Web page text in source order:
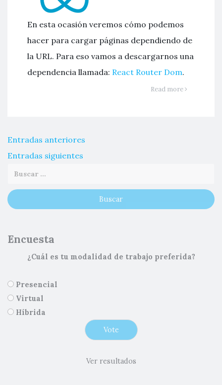
En esta ocasión veremos cómo podemos
hacer para cargar páginas dependiendo de
la URL. Para eso vamos a descargarnos una
dependencia llamada: React Router Dom.
Read more
Entradas anteriores
Entradas siguientes
Encuesta
¿Cuál es tu modalidad de trabajo preferida?
Presencial
Virtual
Híbrida
Ver resultados